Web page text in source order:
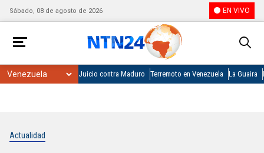
Sábado, 08 de agosto de 2026 EN VIVO
Juicio contra Maduro Terremoto en Venezuela La Guaira
Actualidad